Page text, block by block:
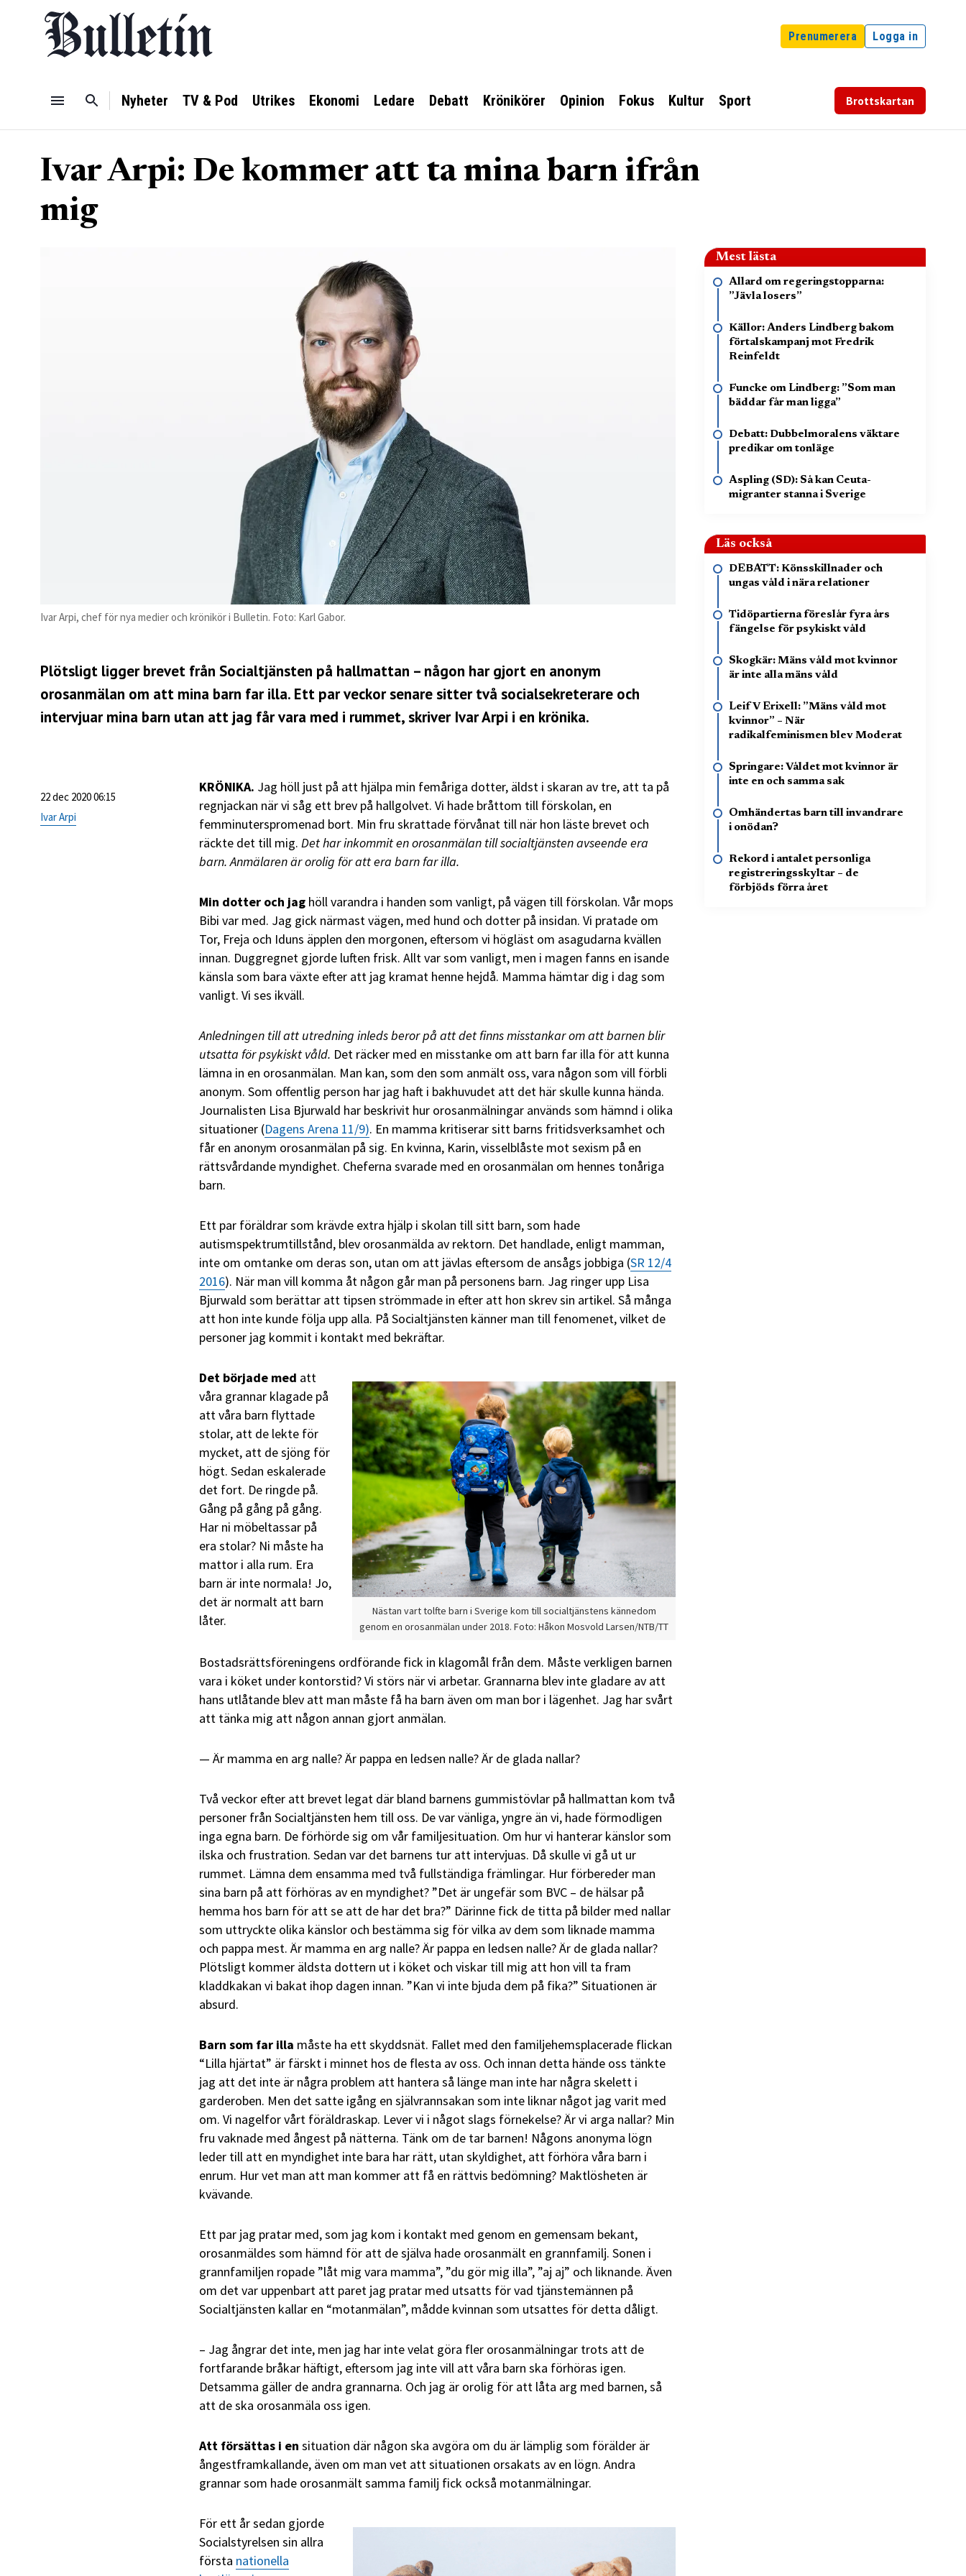
Prenumerera Logga in
Nyheter TV & Pod Utrikes Ekonomi Ledare Debatt Krönikörer Opinion Fokus Kultur Sport Brottskartan
Ivar Arpi: De kommer att ta mina barn ifrån
mig
Ivar Arpi, chef för nya medier och krönikör i Bulletin. Foto: Karl Gabor.
Plötsligt ligger brevet från Socialtjänsten på hallmattan – någon har gjort en anonym
orosanmälan om att mina barn far illa. Ett par veckor senare sitter två socialsekreterare och
intervjuar mina barn utan att jag får vara med i rummet, skriver Ivar Arpi i en krönika.
22 dec 2020 06:15
Ivar Arpi
KRÖNIKA. Jag höll just på att hjälpa min femåriga dotter, äldst i skaran av tre, att ta på
regnjackan när vi såg ett brev på hallgolvet. Vi hade bråttom till förskolan, en
femminuterspromenad bort. Min fru skrattade förvånat till när hon läste brevet och
räckte det till mig. Det har inkommit en orosanmälan till socialtjänsten avseende era
barn. Anmälaren är orolig för att era barn far illa.
Min dotter och jag höll varandra i handen som vanligt, på vägen till förskolan. Vår mops
Bibi var med. Jag gick närmast vägen, med hund och dotter på insidan. Vi pratade om
Tor, Freja och Iduns äpplen den morgonen, eftersom vi högläst om asagudarna kvällen
innan. Duggregnet gjorde luften frisk. Allt var som vanligt, men i magen fanns en isande
känsla som bara växte efter att jag kramat henne hejdå. Mamma hämtar dig i dag som
vanligt. Vi ses ikväll.
Anledningen till att utredning inleds beror på att det finns misstankar om att barnen blir
utsatta för psykiskt våld. Det räcker med en misstanke om att barn far illa för att kunna
lämna in en orosanmälan. Man kan, som den som anmält oss, vara någon som vill förbli
anonym. Som offentlig person har jag haft i bakhuvudet att det här skulle kunna hända.
Journalisten Lisa Bjurwald har beskrivit hur orosanmälningar används som hämnd i olika
situationer (Dagens Arena 11/9). En mamma kritiserar sitt barns fritidsverksamhet och
får en anonym orosanmälan på sig. En kvinna, Karin, visselblåste mot sexism på en
rättsvårdande myndighet. Cheferna svarade med en orosanmälan om hennes tonåriga
barn.
Ett par föräldrar som krävde extra hjälp i skolan till sitt barn, som hade
autismspektrumtillstånd, blev orosanmälda av rektorn. Det handlade, enligt mamman,
inte om omtanke om deras son, utan om att jävlas eftersom de ansågs jobbiga (SR 12/4
2016). När man vill komma åt någon går man på personens barn. Jag ringer upp Lisa
Bjurwald som berättar att tipsen strömmade in efter att hon skrev sin artikel. Så många
att hon inte kunde följa upp alla. På Socialtjänsten känner man till fenomenet, vilket de
personer jag kommit i kontakt med bekräftar.
Nästan vart tolfte barn i Sverige kom till socialtjänstens kännedom
genom en orosanmälan under 2018. Foto: Håkon Mosvold Larsen/NTB/TT
Det började med att
våra grannar klagade på
att våra barn flyttade
stolar, att de lekte för
mycket, att de sjöng för
högt. Sedan eskalerade
det fort. De ringde på.
Gång på gång på gång.
Har ni möbeltassar på
era stolar? Ni måste ha
mattor i alla rum. Era
barn är inte normala! Jo,
det är normalt att barn
låter.
Bostadsrättsföreningens ordförande fick in klagomål från dem. Måste verkligen barnen
vara i köket under kontorstid? Vi störs när vi arbetar. Grannarna blev inte gladare av att
hans utlåtande blev att man måste få ha barn även om man bor i lägenhet. Jag har svårt
att tänka mig att någon annan gjort anmälan.
Är mamma en arg nalle? Är pappa en ledsen nalle? Är de glada nallar?
Två veckor efter att brevet legat där bland barnens gummistövlar på hallmattan kom två
personer från Socialtjänsten hem till oss. De var vänliga, yngre än vi, hade förmodligen
inga egna barn. De förhörde sig om vår familjesituation. Om hur vi hanterar känslor som
ilska och frustration. Sedan var det barnens tur att intervjuas. Då skulle vi gå ut ur
rummet. Lämna dem ensamma med två fullständiga främlingar. Hur förbereder man
sina barn på att förhöras av en myndighet? ”Det är ungefär som BVC – de hälsar på
hemma hos barn för att se att de har det bra?” Därinne fick de titta på bilder med nallar
som uttryckte olika känslor och bestämma sig för vilka av dem som liknade mamma
och pappa mest. Är mamma en arg nalle? Är pappa en ledsen nalle? Är de glada nallar?
Plötsligt kommer äldsta dottern ut i köket och viskar till mig att hon vill ta fram
kladdkakan vi bakat ihop dagen innan. ”Kan vi inte bjuda dem på fika?” Situationen är
absurd.
Barn som far illa måste ha ett skyddsnät. Fallet med den familjehemsplacerade flickan
“Lilla hjärtat” är färskt i minnet hos de flesta av oss. Och innan detta hände oss tänkte
jag att det inte är några problem att hantera så länge man inte har några skelett i
garderoben. Men det satte igång en självrannsakan som inte liknar något jag varit med
om. Vi nagelfor vårt föräldraskap. Lever vi i något slags förnekelse? Är vi arga nallar? Min
fru vaknade med ångest på nätterna. Tänk om de tar barnen! Någons anonyma lögn
leder till att en myndighet inte bara har rätt, utan skyldighet, att förhöra våra barn i
enrum. Hur vet man att man kommer att få en rättvis bedömning? Maktlösheten är
kvävande.
Ett par jag pratar med, som jag kom i kontakt med genom en gemensam bekant,
orosanmäldes som hämnd för att de själva hade orosanmält en grannfamilj. Sonen i
grannfamiljen ropade ”låt mig vara mamma”, ”du gör mig illa”, ”aj aj” och liknande. Även
om det var uppenbart att paret jag pratar med utsatts för vad tjänstemännen på
Socialtjänsten kallar en “motanmälan”, mådde kvinnan som utsattes för detta dåligt.
– Jag ångrar det inte, men jag har inte velat göra fler orosanmälningar trots att de
fortfarande bråkar häftigt, eftersom jag inte vill att våra barn ska förhöras igen.
Detsamma gäller de andra grannarna. Och jag är orolig för att låta arg med barnen, så
att de ska orosanmäla oss igen.
Att försättas i en situation där någon ska avgöra om du är lämplig som förälder är
ångestframkallande, även om man vet att situationen orsakats av en lögn. Andra
grannar som hade orosanmält samma familj fick också motanmälningar.
För ett år sedan gjorde
Socialstyrelsen sin allra
första nationella
Mest lästa
Allard om regeringstopparna:
”Jävla losers”
Källor: Anders Lindberg bakom
förtalskampanj mot Fredrik
Reinfeldt
Funcke om Lindberg: ”Som man
bäddar får man ligga”
Debatt: Dubbelmoralens väktare
predikar om tonläge
Aspling (SD): Så kan Ceuta-
migranter stanna i Sverige
Läs också
DEBATT: Könsskillnader och
ungas våld i nära relationer
Tidöpartierna föreslår fyra års
fängelse för psykiskt våld
Skogkär: Mäns våld mot kvinnor
är inte alla mäns våld
Leif V Erixell: ”Mäns våld mot
kvinnor” – När
radikalfeminismen blev Moderat
Springare: Våldet mot kvinnor är
inte en och samma sak
Omhändertas barn till invandrare
i onödan?
Rekord i antalet personliga
registreringsskyltar – de
förbjöds förra året